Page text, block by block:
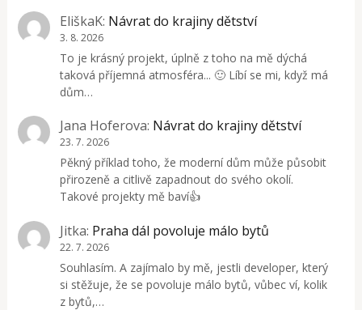
EliškaK: Návrat do krajiny dětství
3. 8. 2026
To je krásný projekt, úplně z toho na mě dýchá
taková příjemná atmosféra... 🙂 Líbí se mi, když má
dům…
Jana Hoferova: Návrat do krajiny dětství
23. 7. 2026
Pěkný příklad toho, že moderní dům může působit
přirozeně a citlivě zapadnout do svého okolí.
Takové projekty mě baví👍
Jitka: Praha dál povoluje málo bytů
22. 7. 2026
Souhlasím. A zajímalo by mě, jestli developer, který
si stěžuje, že se povoluje málo bytů, vůbec ví, kolik
z bytů,…